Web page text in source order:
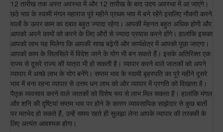
12 तारीख तक अस्त अवस्था में और 12 तारीख के बाद उदय अवस्था में आ जाएंगे।
छठे भाव के स्वामी मंगल महाराज पूरे महीने प्रथम भाव में बने रहेंगे इसलिए नौकरी करने
वालों के ऊपर काम का दबाव बहुत ज्यादा रहेगा। आपकी मेहनत बहुत अधिक होगी और
आपको अपने कामों को करने के लिए औरों से ज्यादा प्रयास करने होंगे। हालांकि इसका
आपको लाभ यह मिलेगा कि आपकी साख बढ़ेगी और कार्यक्षेत्र में आपको पूछा जाएगा।
आपको काम के सिलसिले में विदेश जाने के योग भी बन सकते हैं। इसके अतिरिक्त एक
राज्य से दूसरे राज्य की यात्रा भी हो सकती है। व्यापार करने वाले जातकों को अपने
व्यापार में अच्छे लाभ के योग बनेंगे। सप्तम भाव के स्वामी बृहस्पति का पूरे महीने दूसरे
भाव में बना रहना व्यापार से उत्तम धन लाभ को और व्यापार में प्रगति को दिखाता है।
पैतृक व्यवसाय करने वाले जातकों को विशेष रूप से लाभ मिल सकता है। हालांकि मंगल
और शनि की दृष्टियां सप्तम भाव पर होने के कारण व्यावसायिक साझेदार से कुछ बातों
पर मतभेद हो सकते हैं, उन्हें समय रहते ही सुलझा लेना आपके व्यापार की तरक्की के
लिए अत्यंत आवश्यक होगा।